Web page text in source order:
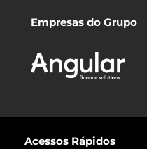
Empresas do Grupo
Acessos Rápidos